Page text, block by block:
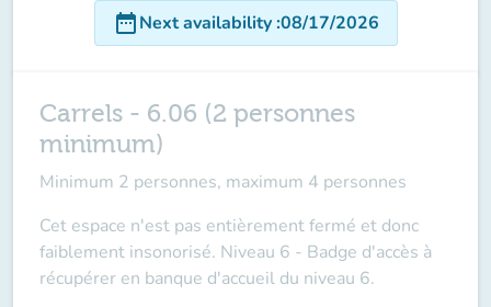
date_rangeNext availability:08/17/2026
Carrels - 6.06 (2 personnes
minimum)
Minimum 2 personnes, maximum 4 personnes
Cet espace n'est pas entièrement fermé et donc
faiblement insonorisé. Niveau 6 - Badge d'accès à
récupérer en banque d'accueil du niveau 6.